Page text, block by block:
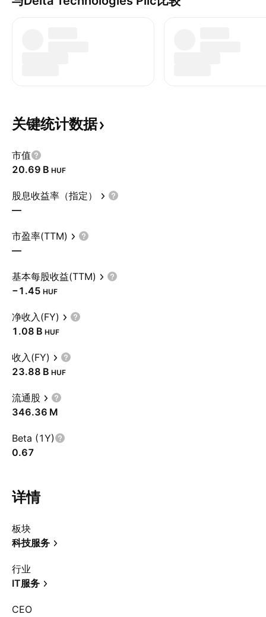
关键统计数据
市值
‪20.69 B‬ HUF
股息收益率（指定）
—
市盈率(TTM)
—
基本每股收益(TTM)
−1.45 HUF
净收入(FY)
‪1.08 B‬ HUF
收入(FY)
‪23.88 B‬ HUF
流通股
‪346.36 M‬
Beta (1Y)
0.67
详情
板块
科技服务
行业
IT服务
CEO